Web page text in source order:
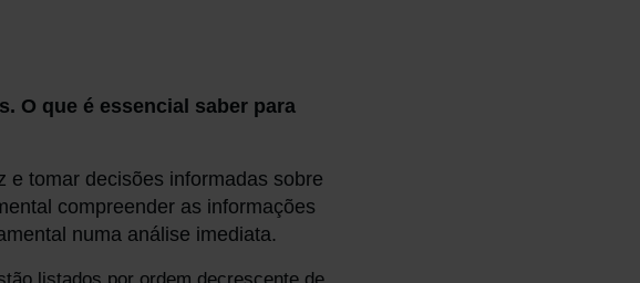
O que é essencial saber para
e tomar decisões informadas sobre
compreender as informações
numa análise imediata.
listados por ordem decrescente de